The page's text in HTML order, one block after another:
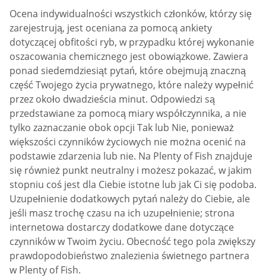
Ocena indywidualności wszystkich członków, którzy się
zarejestrują, jest oceniana za pomocą ankiety
dotyczącej obfitości ryb, w przypadku której wykonanie
oszacowania chemicznego jest obowiązkowe. Zawiera
ponad siedemdziesiąt pytań, które obejmują znaczną
część Twojego życia prywatnego, które należy wypełnić
przez około dwadzieścia minut. Odpowiedzi są
przedstawiane za pomocą miary współczynnika, a nie
tylko zaznaczanie obok opcji Tak lub Nie, ponieważ
większości czynników życiowych nie można ocenić na
podstawie zdarzenia lub nie. Na Plenty of Fish znajduje
się również punkt neutralny i możesz pokazać, w jakim
stopniu coś jest dla Ciebie istotne lub jak Ci się podoba.
Uzupełnienie dodatkowych pytań należy do Ciebie, ale
jeśli masz trochę czasu na ich uzupełnienie; strona
internetowa dostarczy dodatkowe dane dotyczące
czynników w Twoim życiu. Obecność tego pola zwiększy
prawdopodobieństwo znalezienia świetnego partnera
w Plenty of Fish.